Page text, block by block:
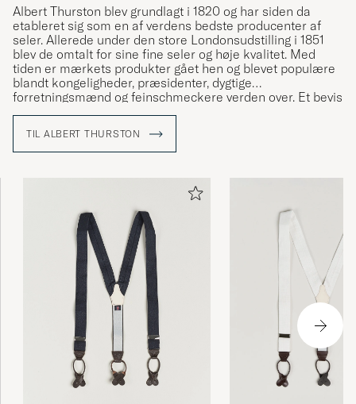
Albert Thurston blev grundlagt i 1820 og har siden da
etableret sig som en af verdens bedste producenter af
seler. Allerede under den store Londonsudstilling i 1851
blev de omtalt for sine fine seler og høje kvalitet. Med
tiden er mærkets produkter gået hen og blevet populære
blandt kongeligheder, præsidenter, dygtige
forretningsmænd og feinschmeckere verden over. Et bevis
på produkternes høje kvalitet.
TIL ALBERT THURSTON